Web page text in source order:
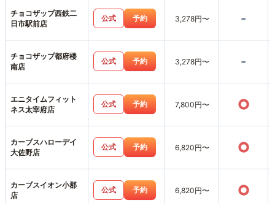
チョコザップ西鉄二
日市駅前店
公式 予約 3,278円〜 -
チョコザップ都府楼
南店
公式 予約 3,278円〜 -
エニタイムフィット
ネス太宰府店
公式 予約 7,800円〜 ○
カーブスハローデイ
大佐野店
公式 予約 6,820円〜 ○
カーブスイオン小郡
店
公式 予約 6,820円〜 ○